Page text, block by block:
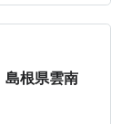
ク。かすかな
く。◆総合バ
食事の邪魔
島根県雲南